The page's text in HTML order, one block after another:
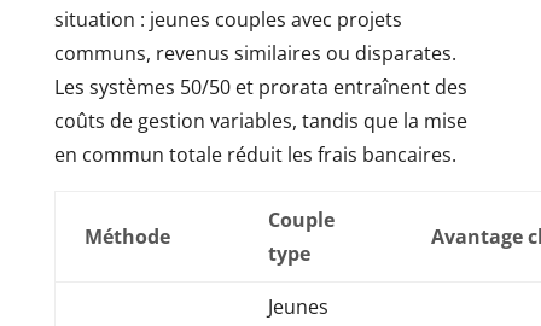
situation : jeunes couples avec projets
communs, revenus similaires ou disparates.
Les systèmes 50/50 et prorata entraînent des
coûts de gestion variables, tandis que la mise
en commun totale réduit les frais bancaires.
Méthode
Couple
type
Avantage
Jeunes